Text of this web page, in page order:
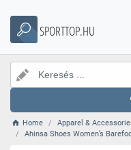
SPORTTOP.HU
Home Apparel &
Ahinsa Shoes Women’s